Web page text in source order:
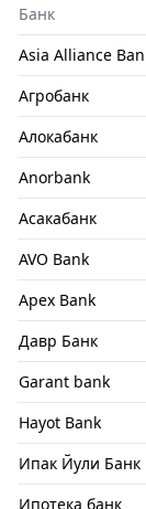
Банк
Asia Alliance
Агробанк
Алокабанк
Anorbank
Асакабанк
AVO Bank
Apex Bank
Давр Банк
Garant bank
Hayot Bank
Ипак Йули Банк
Ипотека банк